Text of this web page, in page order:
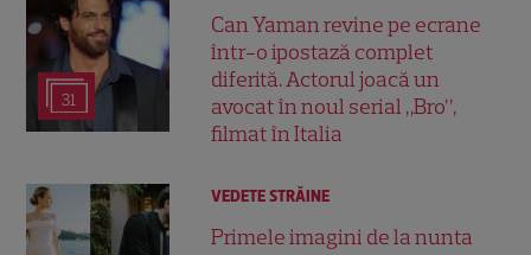
31
Can Yaman revine pe ecrane
într-o ipostază complet
diferită. Actorul joacă un
avocat în noul serial „Bro”,
filmat în Italia
VEDETE STRĂINE
Primele imagini de la nunta